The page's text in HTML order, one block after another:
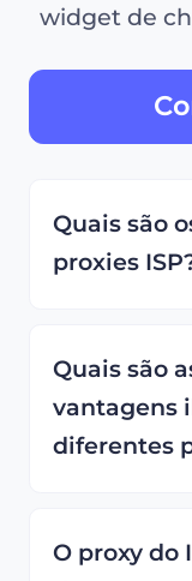
widget de
Quais são
proxies
Quais são
vantagens
diferentes
O proxy do